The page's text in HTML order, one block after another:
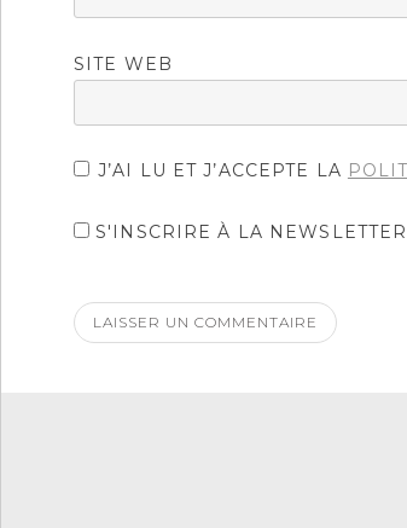
SITE WEB
J’AI LU ET J’ACCEPTE LA
S'INSCRIRE À LA